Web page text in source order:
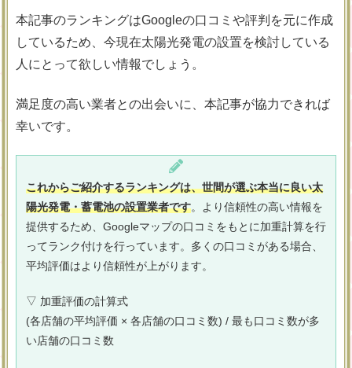
本記事のランキングはGoogleの口コミや評判を元に作成
しているため、今現在太陽光発電の設置を検討している
人にとって欲しい情報でしょう。
満足度の高い業者との出会いに、本記事が協力できれば
幸いです。
これからご紹介するランキングは、世間が選ぶ本当に良い太
陽光発電・蓄電池の設置業者です。より信頼性の高い情報を
提供するため、Googleマップの口コミをもとに加重計算を行
ってランク付けを行っています。多くの口コミがある場合、
平均評価はより信頼性が上がります。
▽ 加重評価の計算式
(各店舗の平均評価 × 各店舗の口コミ数) / 最も口コミ数が多
い店舗の口コミ数